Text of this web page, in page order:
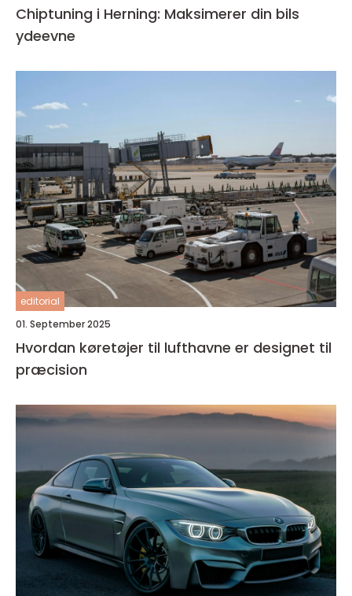
Chiptuning i Herning: Maksimerer din bils
ydeevne
editorial
01. September 2025
Hvordan køretøjer til lufthavne er designet til
præcision